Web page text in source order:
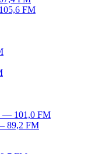
FM
— 101,0 FM
89,2 FM